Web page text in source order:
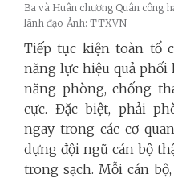
Ba và Huân chương Quân công
lãnh đạo_Ảnh: TTXVN
Tiếp tục kiện toàn tổ
năng lực hiệu quả phối
năng phòng, chống
cực. Đặc biệt, phải
ngay trong các cơ
dựng đội ngũ cán bộ
trong sạch. Mỗi cán